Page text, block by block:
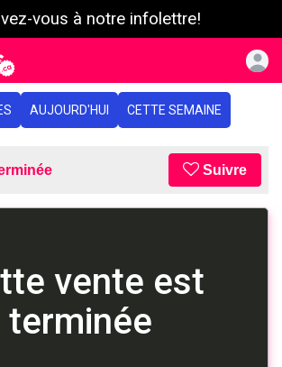
vous à notre infolettre!
AUJOURD'HUI CETTE SEMAINE
Suivre
vente est
terminée